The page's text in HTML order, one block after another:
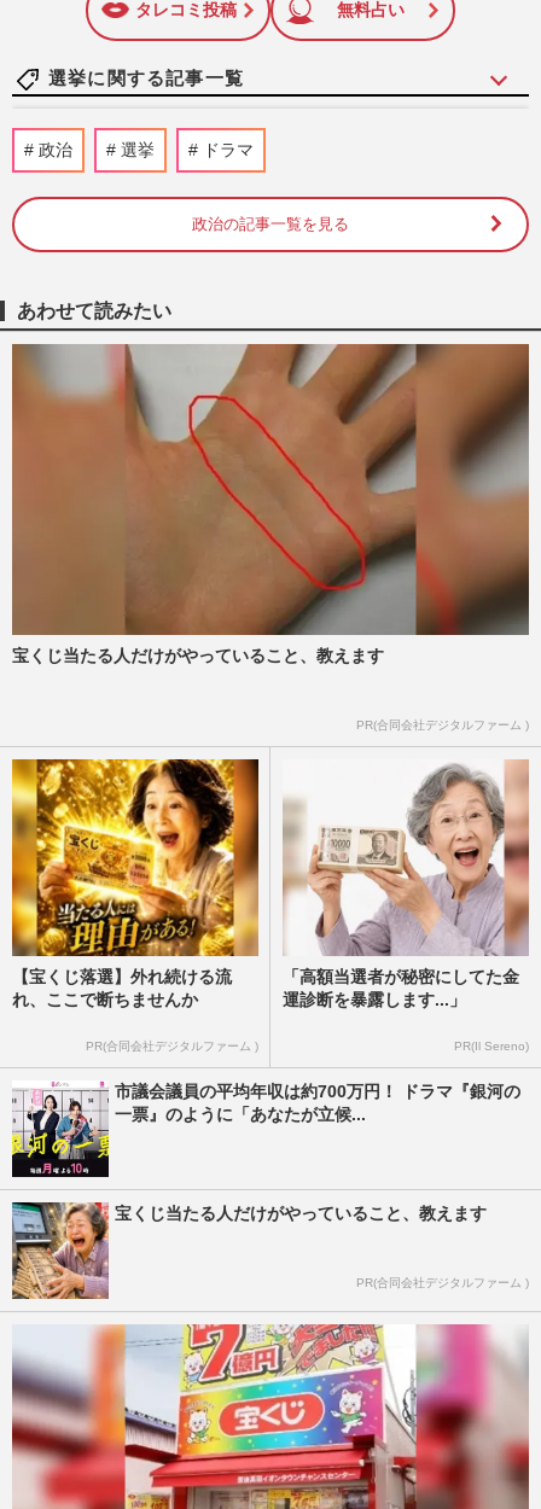
タレコミ投稿 無料占い
選挙に関する記事一覧
【消費税減税】高市早苗首相は「公約にこ
だわりすぎ」国民民主・古川元久代表代行
週刊女性PRIME 2026/7/30
先だ。》新ポスター発表に「どのツラ下げ
て…」批判殺到で大喜利状…
週刊女性PRIME
山本太郎が政界引退、大石晃子は離党の
「れいわ新撰組」“座長”失った“劇団員”支
持者が流れ着くのは神谷…
週刊女性PRIME
高市早苗首相「名刺交換してない」中傷動
画疑惑で衝撃の“言い訳”に「国民は騙され
ない」立たされた窮地
週刊女性PRIME
高市首相の「中傷動画疑惑」通信社の“追
変わってきたな」の声
週刊女性PRIME 2026/6/8
政治 選挙 ドラマ
政治の記事一覧を見る
あわせて読みたい
宝くじ当たる人だけがやっていること、教えます
PR(合同会社デジタルファーム )
【宝くじ落選】外れ続ける流
れ、ここで断ちませんか
PR(合同会社デジタルファーム )
「高額当選者が秘密にしてた金
運診断を暴露します...」
PR(Il Sereno)
市議会議員の平均年収は約700万円！ ドラマ『銀河の
一票』のように「あなたが立候...
宝くじ当たる人だけがやっていること、教えます
PR(合同会社デジタルファーム )